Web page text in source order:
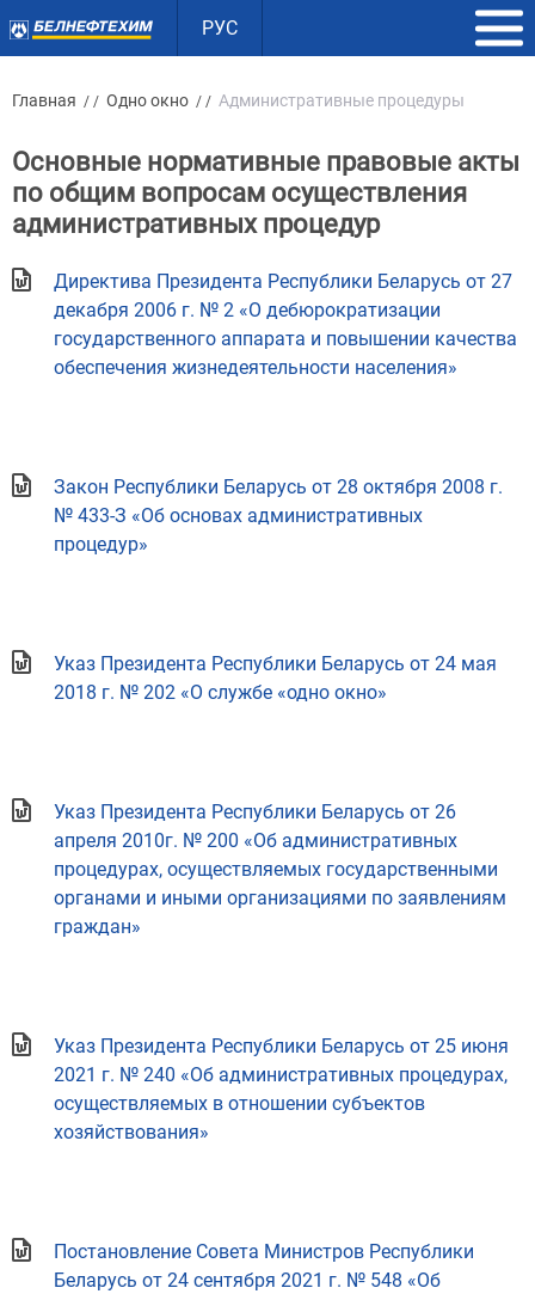
РУС
Главная / / Одно окно / / Административные процедуры
Основные нормативные правовые акты
по общим вопросам осуществления
административных процедур
Директива Президента Республики Беларусь от 27
декабря 2006 г. № 2 «О дебюрократизации
государственного аппарата и повышении качества
обеспечения жизнедеятельности населения»
Закон Республики Беларусь от 28 октября 2008 г.
№ 433-З «Об основах административных
процедур»
Указ Президента Республики Беларусь от 24 мая
2018 г. № 202 «О службе «одно окно»
Указ Президента Республики Беларусь от 26
апреля 2010г. № 200 «Об административных
процедурах, осуществляемых государственными
органами и иными организациями по заявлениям
граждан»
Указ Президента Республики Беларусь от 25 июня
2021 г. № 240 «Об административных процедурах,
осуществляемых в отношении субъектов
хозяйствования»
Постановление Совета Министров Республики
Беларусь от 24 сентября 2021 г. № 548 «Об